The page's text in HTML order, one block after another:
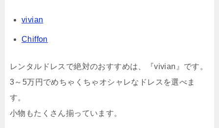
vivian
Chiffon
レンタルドレスで絶対のおすすめは、『vivian』です。
3～5万円でめちゃくちゃオシャレなドレスを選べま
す。
小物もたくさん揃っています。